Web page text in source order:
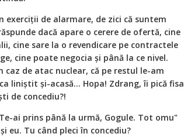
exerciții de alarmare, de zici că suntem
dacă apare o cerere de ofertă, cine
cine sare la o revendicare pe contractele
cine poate negocia și până la ce nivel.
de atac nuclear, că pe restul le-am
liniștit și-acasă... Hopa! Zdrang, îi pică fisa
de concediu?!
ai prins până la urmă, Gogule. Tot omu"
eu. Tu când pleci în concediu?